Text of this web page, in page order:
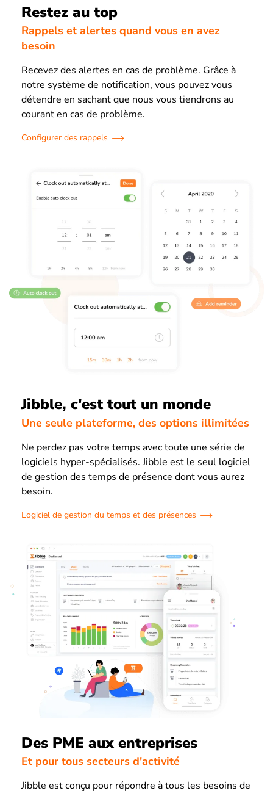
Restez au top
Rappels et alertes quand vous en avez
besoin
Recevez des alertes en cas de problème. Grâce à
notre système de notification, vous pouvez vous
détendre en sachant que nous vous tiendrons au
courant en cas de problème.
Configurer des rappels
Jibble, c'est tout un monde
Une seule plateforme, des options illimitées
Ne perdez pas votre temps avec toute une série de
logiciels hyper-spécialisés. Jibble est le seul logiciel
de gestion des temps de présence dont vous aurez
besoin.
Logiciel de gestion du temps et des présences
Des PME aux entreprises
Et pour tous secteurs d'activité
Jibble est conçu pour répondre à tous les besoins de